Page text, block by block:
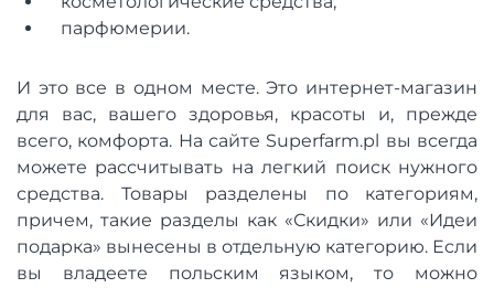
парфюмерии.
И это все в одном месте. Это интернет-магазин
для вас, вашего здоровья, красоты и, прежде
всего, комфорта. На сайте Superfarm.pl вы всегда
можете рассчитывать на легкий поиск нужного
средства. Товары разделены по категориям,
причем, такие разделы как «Скидки» или «Идеи
подарка» вынесены в отдельную категорию. Если
вы владеете польским языком, то можно